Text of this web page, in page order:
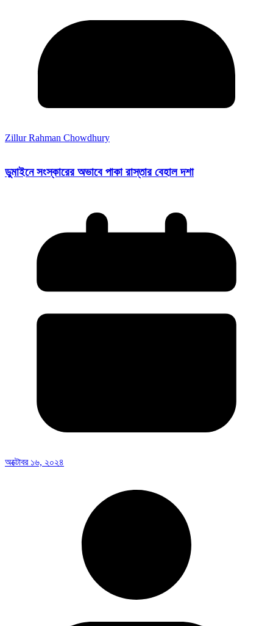
Zillur Rahman Chowdhury
ডুমাইনে সংস্কারের অভাবে পাকা রাস্তার বেহাল দশা
অক্টোবর ১৬, ২০২৪